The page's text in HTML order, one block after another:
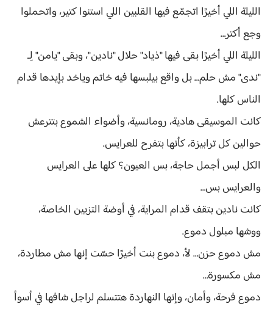
الليلة اللي أخيرًا اتجمّع فيها القلبين اللي استنوا كتير، واتحملوا
وجع أكتر…
الليلة اللي أخيرًا بقى فيها "ذياد" حلال "نادين"، وبقى "يامن" لِـ
"ندى" مش حلم… بل واقع بيلبسها فيه خاتم وياخد بإيدها قدام
الناس كلها.
كانت الموسيقى هادية، رومانسية، وأضواء الشموع بتترعش
حوالين كل ترابيزة، كأنها بتفرح للعرايس.
الكل لبس أجمل حاجة، بس العيون؟ كلها على العرايس
والعرايس بس…
كانت نادين بتقف قدام المراية، في أوضة التزيين الخاصة،
ووشها مبلول دموع.
مش دموع حزن… لأ، دموع بنت أخيرًا حسّت إنها مش مطاردة،
مش مكسورة…
دموع فرحة، وأمان، وإنها النهاردة هتتسلم لراجل شافها في أسوأ